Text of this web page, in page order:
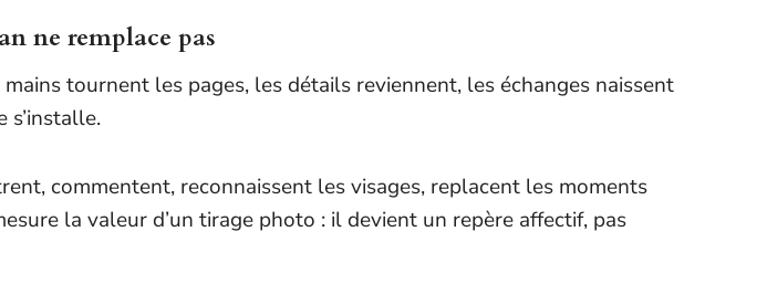
ne remplace pas
tournent les pages, les détails reviennent, les échanges naissent
s’installe.
commentent, reconnaissent les visages, replacent les moments
la valeur d’un tirage photo : il devient un repère affectif, pas